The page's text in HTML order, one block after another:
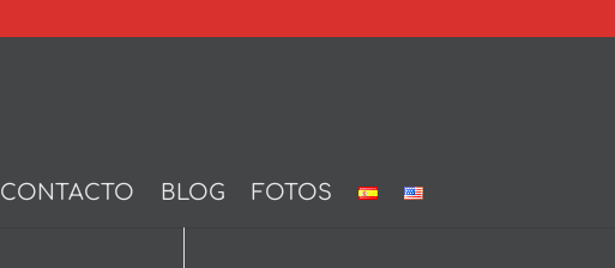
CONTACTO BLOG FOTOS